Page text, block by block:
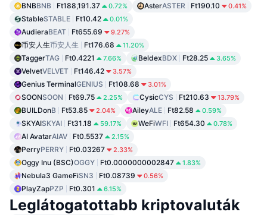
BNBBNB Ft188,191.37 0.72% AsterASTER Ft190.10 0.41%
StableSTABLE Ft10.42 0.01%
AudieraBEAT Ft655.69 9.27%
币安人生币安人生 Ft176.68 11.20%
TaggerTAG Ft0.4221 7.66% BeldexBDX Ft28.25 3.65%
VelvetVELVET Ft146.42 3.57%
Genius TerminalGENIUS Ft108.68 3.01%
SOONSOON Ft69.75 2.25% CysicCYS Ft210.63 13.79%
BUILDonB Ft53.85 2.04% AileyALE Ft82.58 0.59%
SKYAISKYAI Ft31.18 59.17% WeFiWFI Ft654.30 0.78%
AI AvatarAIAV Ft0.5537 2.15%
PerryPERRY Ft0.03267 2.33%
Oggy Inu (BSC)OGGY Ft0.0000000002847 1.83%
Nebula3 GameFiSN3 Ft0.08739 0.56%
PlayZapPZP Ft0.301 6.15%
Leglátogatottabb kriptovaluták